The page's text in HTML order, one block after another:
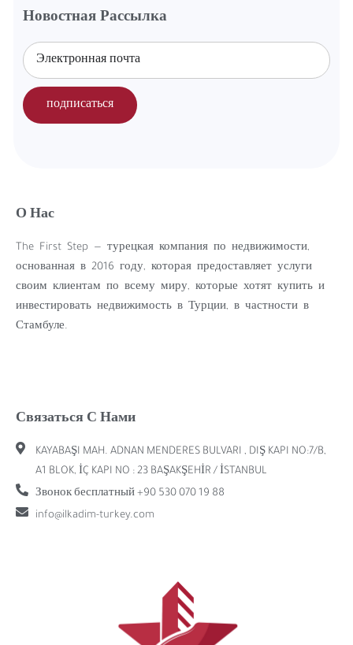
Новостная Рассылка
подписаться
О Нас
The First Step — турецкая компания по недвижимости,
основанная в 2016 году, которая предоставляет услуги
своим клиентам по всему миру, которые хотят купить и
инвестировать недвижимость в Турции, в частности в
Стамбуле.
Связаться С Нами
KAYABAŞI MAH. ADNAN MENDERES BULVARI , DIŞ KAPI NO:7/B,
A1 BLOK, İÇ KAPI NO : 23 BAŞAKŞEHİR / İSTANBUL
Звонок бесплатный +90 530 070 19 88
info@ilkadim-turkey.com